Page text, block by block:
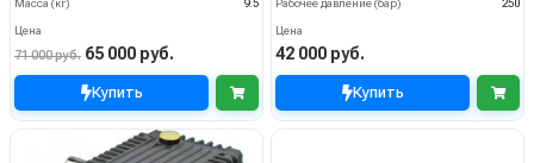
Масса (кг) 9.5
Цена
71 000 руб. 65 000 руб.
Купить
Рабочее давление (бар) 250
Цена
42 000 руб.
Купить